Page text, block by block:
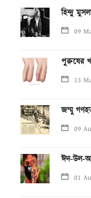
হিন্দু
09
পুরুষের
13
জম্মু
09
ঈদ-উল-
01